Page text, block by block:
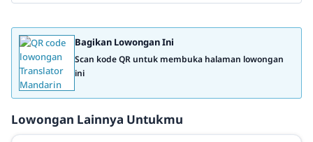
Bagikan Lowongan Ini
Scan kode QR untuk membuka halaman lowongan
ini
Lowongan Lainnya Untukmu